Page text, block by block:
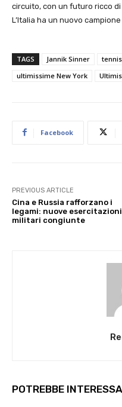
circuito, con un futuro ricco
L’Italia ha un nuovo
TAGS Jannik Sinner
ultimissime New York
Facebook
PREVIOUS ARTICLE
Cina e Russia rafforzano i
legami: nuove esercitazioni
militari congiunte
POTREBBE